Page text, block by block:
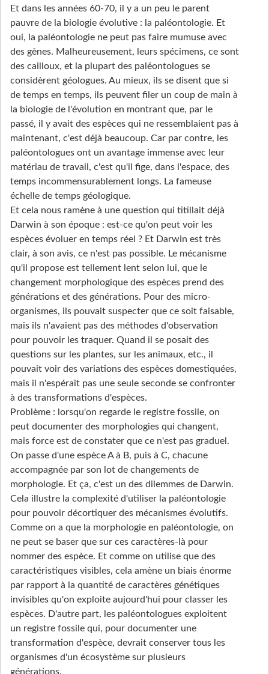
Et dans les années 60-70, il y a un peu le parent
pauvre de la biologie évolutive : la paléontologie. Et
oui, la paléontologie ne peut pas faire mumuse avec
des gènes. Malheureusement, leurs spécimens, ce sont
des cailloux, et la plupart des paléontologues se
considèrent géologues. Au mieux, ils se disent que si
de temps en temps, ils peuvent filer un coup de main à
la biologie de l'évolution en montrant que, par le
passé, il y avait des espèces qui ne ressemblaient pas à
maintenant, c'est déjà beaucoup. Car par contre, les
paléontologues ont un avantage immense avec leur
matériau de travail, c'est qu'il fige, dans l'espace, des
temps incommensurablement longs. La fameuse
échelle de temps géologique.
Et cela nous ramène à une question qui titillait déjà
Darwin à son époque : est-ce qu'on peut voir les
espèces évoluer en temps réel ? Et Darwin est très
clair, à son avis, ce n'est pas possible. Le mécanisme
qu'il propose est tellement lent selon lui, que le
changement morphologique des espèces prend des
générations et des générations. Pour des micro-
organismes, ils pouvait suspecter que ce soit faisable,
mais ils n'avaient pas des méthodes d'observation
pour pouvoir les traquer. Quand il se posait des
questions sur les plantes, sur les animaux, etc., il
pouvait voir des variations des espèces domestiquées,
mais il n'espérait pas une seule seconde se confronter
à des transformations d'espèces.
Problème : lorsqu'on regarde le registre fossile, on
peut documenter des morphologies qui changent,
mais force est de constater que ce n'est pas graduel.
On passe d'une espèce A à B, puis à C, chacune
accompagnée par son lot de changements de
morphologie. Et ça, c'est un des dilemmes de Darwin.
Cela illustre la complexité d'utiliser la paléontologie
pour pouvoir décortiquer des mécanismes évolutifs.
Comme on a que la morphologie en paléontologie, on
ne peut se baser que sur ces caractères-là pour
nommer des espèce. Et comme on utilise que des
caractéristiques visibles, cela amène un biais énorme
par rapport à la quantité de caractères génétiques
invisibles qu'on exploite aujourd'hui pour classer les
espèces. D'autre part, les paléontologues exploitent
un registre fossile qui, pour documenter une
transformation d'espèce, devrait conserver tous les
organismes d'un écosystème sur plusieurs
générations.